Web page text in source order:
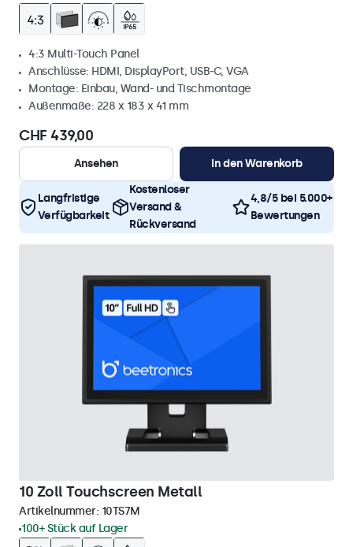
4:3 Multi-Touch Panel
Anschlüsse: HDMI, DisplayPort, USB-C, VGA
Montage: Einbau, Wand- und Tischmontage
Außenmaße: 228 x 183 x 41 mm
CHF 439,00
Ansehen In den Warenkorb
Langfristige
Verfügbarkeit
Kostenloser
Versand &
Rückversand
4,8/5 bei 5.000+
Bewertungen
10 Zoll Touchscreen Metall
Artikelnummer: 10TS7M
100+ Stück auf Lager